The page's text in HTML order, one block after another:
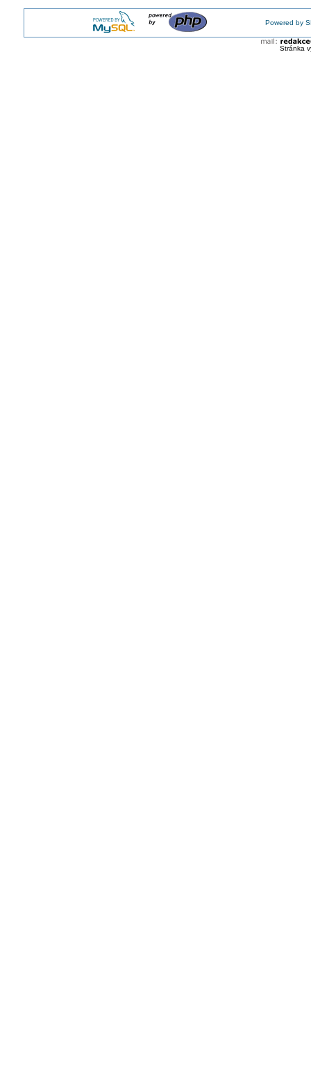
Powered by
Stránka